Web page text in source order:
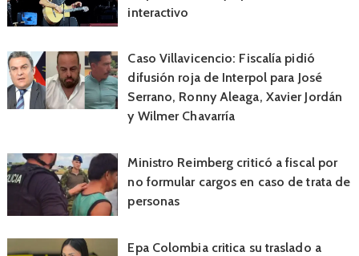
interactivo
Caso Villavicencio: Fiscalía pidió
difusión roja de Interpol para José
Serrano, Ronny Aleaga, Xavier Jordán
y Wilmer Chavarría
Ministro Reimberg criticó a fiscal por
no formular cargos en caso de trata de
personas
Epa Colombia critica su traslado a